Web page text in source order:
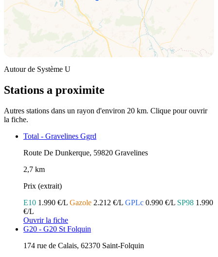
Autour de Système U
Stations a proximite
Autres stations dans un rayon d'environ 20 km. Clique pour ouvrir
la fiche.
Total - Gravelines Ggrd
Route De Dunkerque, 59820 Gravelines
2,7 km
Prix (extrait)
E10 1.990 €/L Gazole 2.212 €/L GPLc 0.990 €/L SP98 1.990
€/L
Ouvrir la fiche
G20 - G20 St Folquin
174 rue de Calais, 62370 Saint-Folquin